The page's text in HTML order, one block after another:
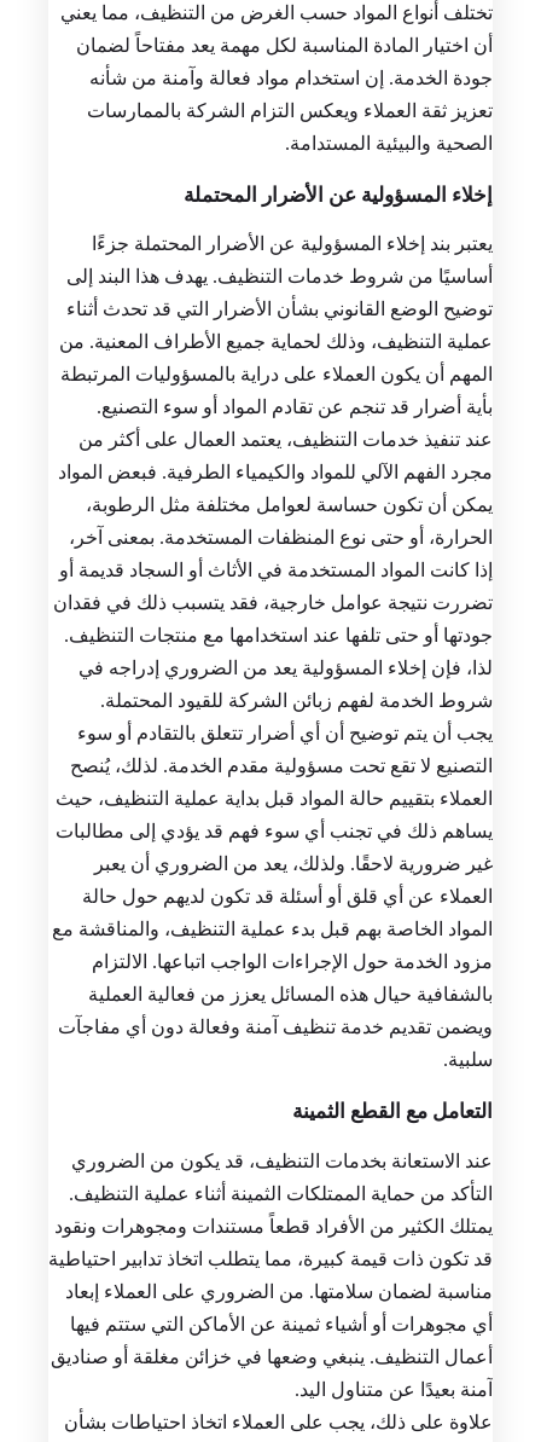
تختلف أنواع المواد حسب الغرض من التنظيف، مما يعني
أن اختيار المادة المناسبة لكل مهمة يعد مفتاحاً لضمان
جودة الخدمة. إن استخدام مواد فعالة وآمنة من شأنه
تعزيز ثقة العملاء ويعكس التزام الشركة بالممارسات
الصحية والبيئية المستدامة.
إخلاء المسؤولية عن الأضرار المحتملة
يعتبر بند إخلاء المسؤولية عن الأضرار المحتملة جزءًا
أساسيًا من شروط خدمات التنظيف. يهدف هذا البند إلى
توضيح الوضع القانوني بشأن الأضرار التي قد تحدث أثناء
عملية التنظيف، وذلك لحماية جميع الأطراف المعنية. من
المهم أن يكون العملاء على دراية بالمسؤوليات المرتبطة
بأية أضرار قد تنجم عن تقادم المواد أو سوء التصنيع.
عند تنفيذ خدمات التنظيف، يعتمد العمال على أكثر من
مجرد الفهم الآلي للمواد والكيمياء الطرفية. فبعض المواد
يمكن أن تكون حساسة لعوامل مختلفة مثل الرطوبة،
الحرارة، أو حتى نوع المنظفات المستخدمة. بمعنى آخر،
إذا كانت المواد المستخدمة في الأثاث أو السجاد قديمة أو
تضررت نتيجة عوامل خارجية، فقد يتسبب ذلك في فقدان
جودتها أو حتى تلفها عند استخدامها مع منتجات التنظيف.
لذا، فإن إخلاء المسؤولية يعد من الضروري إدراجه في
شروط الخدمة لفهم زبائن الشركة للقيود المحتملة.
يجب أن يتم توضيح أن أي أضرار تتعلق بالتقادم أو سوء
التصنيع لا تقع تحت مسؤولية مقدم الخدمة. لذلك، يُنصح
العملاء بتقييم حالة المواد قبل بداية عملية التنظيف، حيث
يساهم ذلك في تجنب أي سوء فهم قد يؤدي إلى مطالبات
غير ضرورية لاحقًا. ولذلك، يعد من الضروري أن يعبر
العملاء عن أي قلق أو أسئلة قد تكون لديهم حول حالة
المواد الخاصة بهم قبل بدء عملية التنظيف، والمناقشة مع
مزود الخدمة حول الإجراءات الواجب اتباعها. الالتزام
بالشفافية حيال هذه المسائل يعزز من فعالية العملية
ويضمن تقديم خدمة تنظيف آمنة وفعالة دون أي مفاجآت
سلبية.
التعامل مع القطع الثمينة
عند الاستعانة بخدمات التنظيف، قد يكون من الضروري
التأكد من حماية الممتلكات الثمينة أثناء عملية التنظيف.
يمتلك الكثير من الأفراد قطعاً مستندات ومجوهرات ونقود
قد تكون ذات قيمة كبيرة، مما يتطلب اتخاذ تدابير احتياطية
مناسبة لضمان سلامتها. من الضروري على العملاء إبعاد
أي مجوهرات أو أشياء ثمينة عن الأماكن التي ستتم فيها
أعمال التنظيف. ينبغي وضعها في خزائن مغلقة أو صناديق
آمنة بعيدًا عن متناول اليد.
علاوة على ذلك، يجب على العملاء اتخاذ احتياطات بشأن